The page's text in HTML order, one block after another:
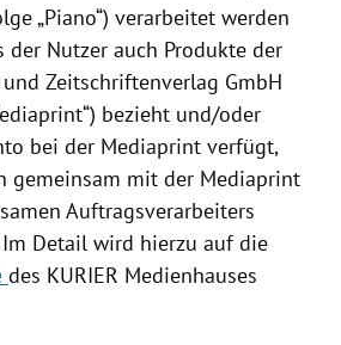
„Piano“) verarbeitet werden
der Nutzer auch Produkte der
Zeitschriftenverlag GmbH
bezieht und/oder
bei der Mediaprint verfügt,
gemeinsam mit der Mediaprint
Auftragsverarbeiters
Detail wird hierzu auf die
des KURIER Medienhauses